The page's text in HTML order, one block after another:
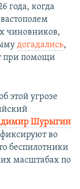
года, когда
чиновников,
догадались,
при помощи
этой угрозе
Шурыгин
во
беспилотники
масштабах по